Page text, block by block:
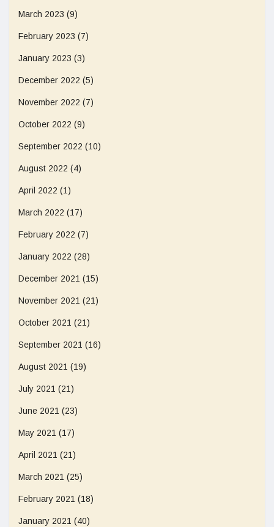
March 2023 (9)
February 2023 (7)
January 2023 (3)
December 2022 (5)
November 2022 (7)
October 2022 (9)
September 2022 (10)
August 2022 (4)
April 2022 (1)
March 2022 (17)
February 2022 (7)
January 2022 (28)
December 2021 (15)
November 2021 (21)
October 2021 (21)
September 2021 (16)
August 2021 (19)
July 2021 (21)
June 2021 (23)
May 2021 (17)
April 2021 (21)
March 2021 (25)
February 2021 (18)
January 2021 (40)